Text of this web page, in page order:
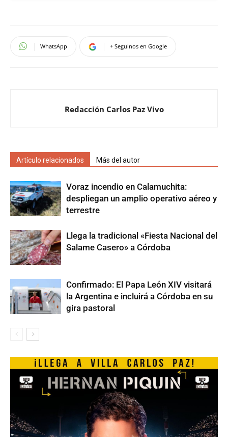
WhatsApp + Seguinos en Google
Redacción Carlos Paz Vivo
Artículo relacionados Más del autor
Voraz incendio en Calamuchita:
despliegan un amplio operativo aéreo y
terrestre
Llega la tradicional «Fiesta Nacional del
Salame Casero» a Córdoba
Confirmado: El Papa León XIV visitará
la Argentina e incluirá a Córdoba en su
gira pastoral